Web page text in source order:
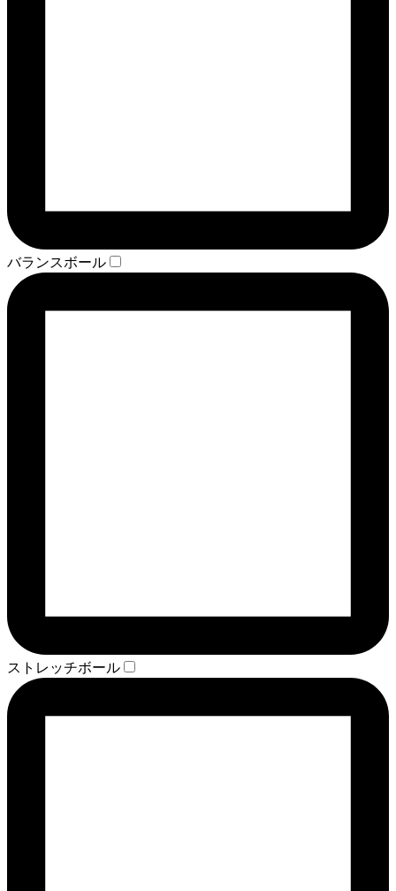
バランスボール
ストレッチボール